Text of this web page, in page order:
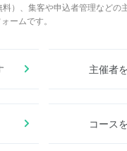
）、集客や申込者管理などの
ームです。
主催者
コース